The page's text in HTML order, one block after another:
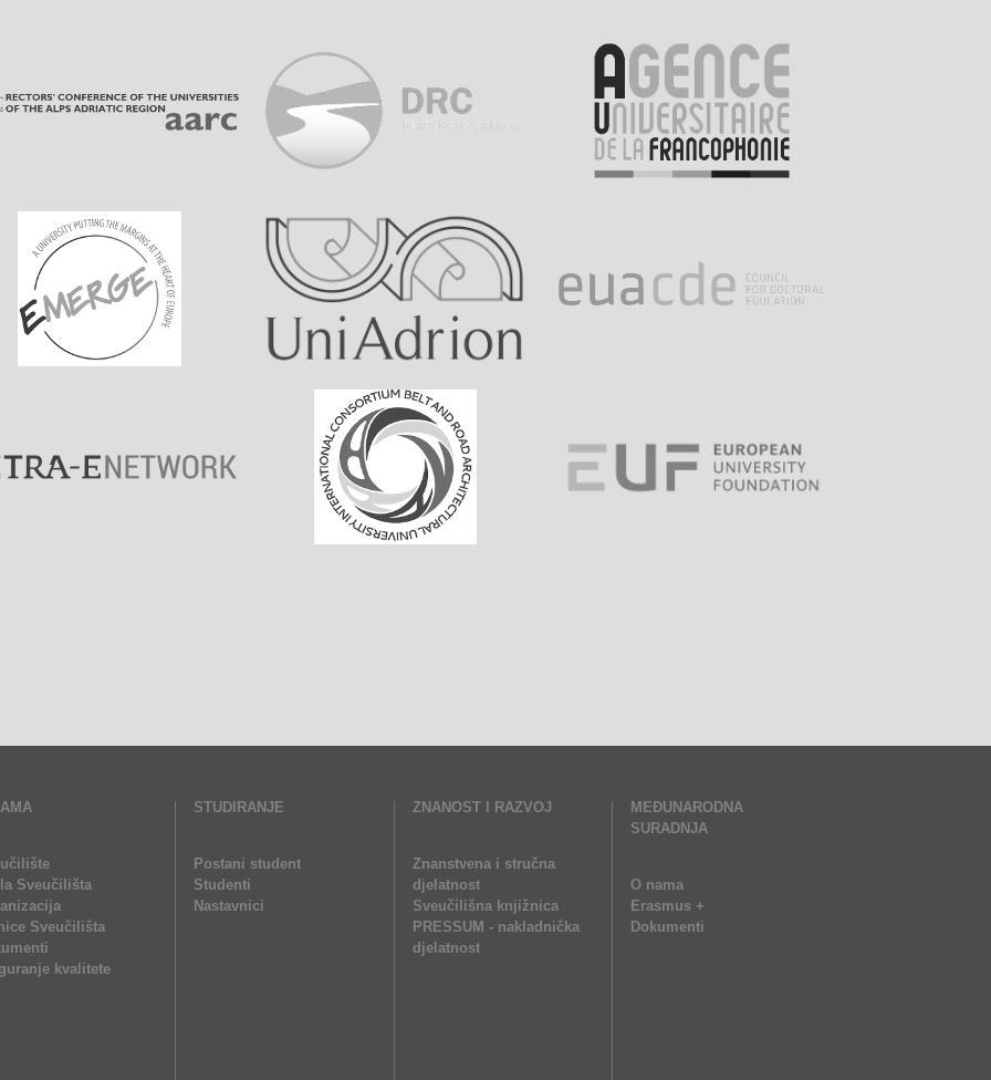
Sveučilišta
Sveučilišta
kvalitete
STUDIRANJE
Postani student
Studenti
Nastavnici
ZNANOST I RAZVOJ
Znanstvena i stručna
djelatnost
Sveučilišna knjižnica
PRESSUM - nakladnička
djelatnost
MEĐUNARODNA
SURADNJA
O nama
Erasmus +
Dokumenti